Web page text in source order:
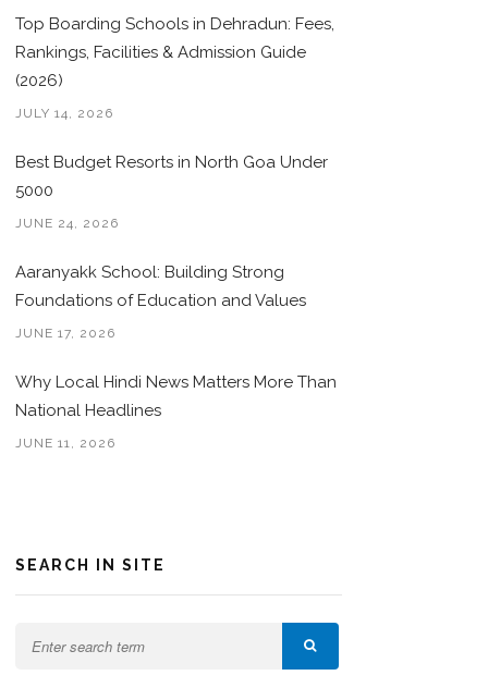
Top Boarding Schools in Dehradun: Fees,
Rankings, Facilities & Admission Guide
(2026)
JULY 14, 2026
Best Budget Resorts in North Goa Under
5000
JUNE 24, 2026
Aaranyakk School: Building Strong
Foundations of Education and Values
JUNE 17, 2026
Why Local Hindi News Matters More Than
National Headlines
JUNE 11, 2026
SEARCH IN SITE